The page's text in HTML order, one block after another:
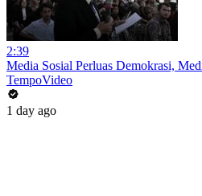
2:39
Media Sosial Perluas Demokrasi,
TempoVideo
1 day ago